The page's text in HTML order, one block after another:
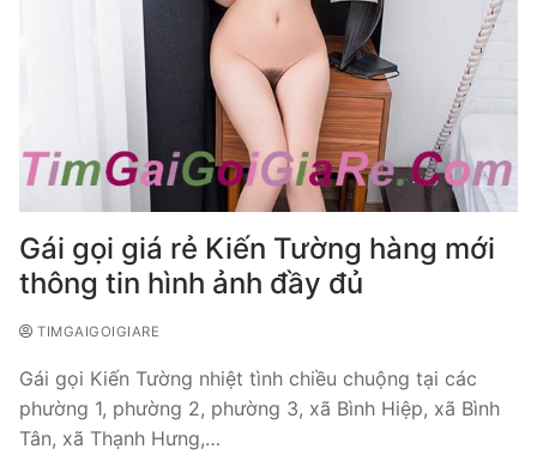
Gái gọi giá rẻ Kiến Tường hàng mới
thông tin hình ảnh đầy đủ
TIMGAIGOIGIARE
Gái gọi Kiến Tường nhiệt tình chiều chuộng tại các
phường 1, phường 2, phường 3, xã Bình Hiệp, xã Bình
Tân, xã Thạnh Hưng,…